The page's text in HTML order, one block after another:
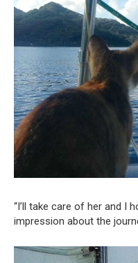
“I’ll take care of her and I
impression about the